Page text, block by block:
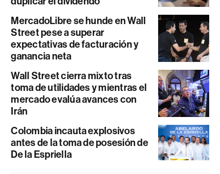
MercadoLibre se hunde en Wall
Street pese a superar
expectativas de facturación y
ganancia neta
Wall Street cierra mixto tras
toma de utilidades y mientras el
mercado evalúa avances con
Irán
Colombia incauta explosivos
antes de la toma de posesión de
De la Espriella